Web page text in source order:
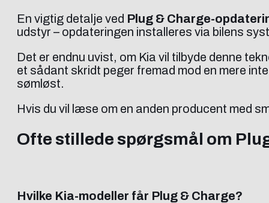
En vigtig detalje ved Plug & Charge-
udstyr – opdateringen installeres via bilens
Det er endnu uvist, om Kia vil tilbyde denne
et sådant skridt peger fremad mod en mere
sømløst.
Hvis du vil læse om en anden producent med
Ofte stillede spørgsmål om
Hvilke Kia-modeller får Plug & Charge?